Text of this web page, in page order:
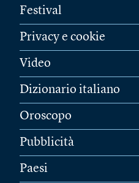
Festival
Privacy e cookie
Video
Dizionario italiano
Oroscopo
Pubblicità
Paesi